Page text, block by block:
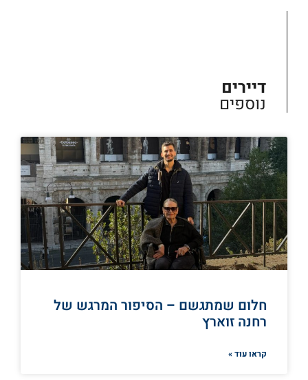
דיירים
נוספים
חלום שמתגשם – הסיפור המרגש של
רחנה זוארץ
קראו עוד »